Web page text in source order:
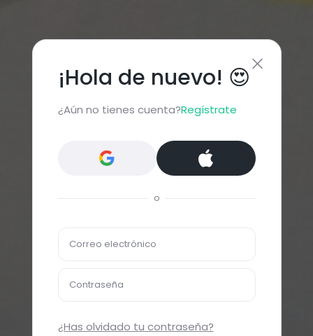
¡Hola de nuevo! 😍
¿Aún no tienes cuenta?Regístrate
o
Correo electrónico
Contraseña
¿Has olvidado tu contraseña?